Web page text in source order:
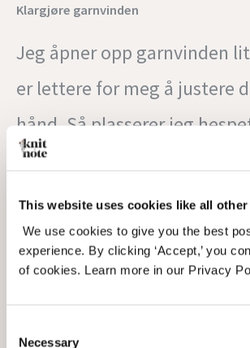
This website uses cookies like all
We use cookies to give you the best
experience. By clicking ‘Accept,’ you
of cookies. Learn more in our Privacy
Selection
Necessary
Klargjøre garnvinden
Jeg åpner opp garnvinden
er lettere for meg å justere
hånd. Så plasserer jeg
apparatet, mens jeg sørger
holder seg flatt og ikke vrir
kan være litt vanskelig, men
holder hespet med en hånd,
slik at garnet sitter godt på.